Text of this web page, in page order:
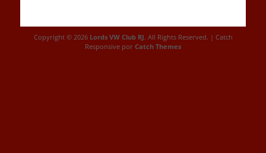
Copyright © 2026 Lords VW Club RJ. All Rights Reserved. | Catch
Responsive por Catch Themes